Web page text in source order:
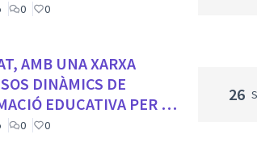
0 0
AMB UNA XARXA
DINÀMICS DE
EDUCATIVA PER A
CIUTAT
0 0
26